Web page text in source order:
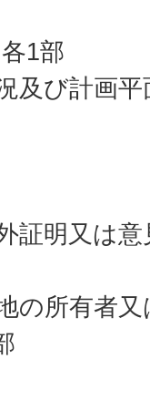
1部
及び計画
証明又は
の所有者